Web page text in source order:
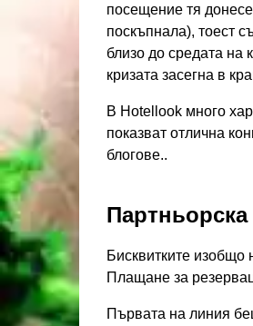
посещение тя
поскъпнала), тоест
близо до средата на
кризата засегна в
В Hotellook много
показват отлична
блогове..
Бисквитките изобщо
Плащане за
Първата на линия